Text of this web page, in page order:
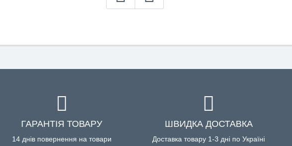
ГАРАНТІЯ ТОВАРУ
14 днів повернення на товари
ШВИДКА ДОСТАВКА
Доставка товару 1-3 дні по Україні